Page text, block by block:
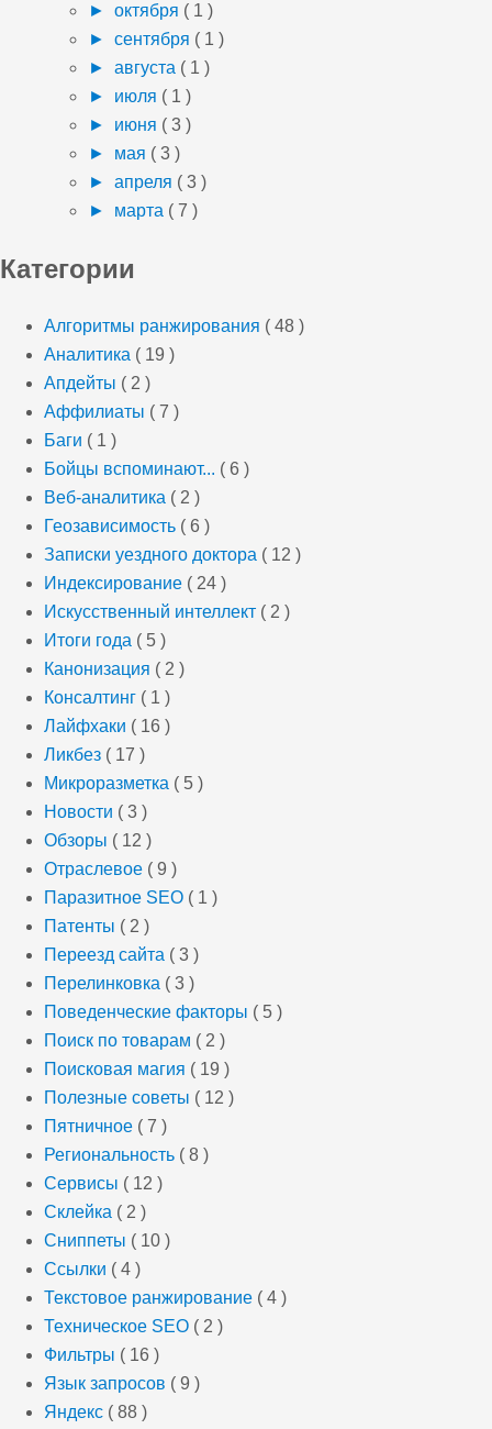
► октября ( 1 )
► сентября ( 1 )
► августа ( 1 )
► июля ( 1 )
► июня ( 3 )
► мая ( 3 )
► апреля ( 3 )
► марта ( 7 )
Категории
Алгоритмы ранжирования ( 48 )
Аналитика ( 19 )
Апдейты ( 2 )
Аффилиаты ( 7 )
Баги ( 1 )
Бойцы вспоминают... ( 6 )
Веб-аналитика ( 2 )
Геозависимость ( 6 )
Записки уездного доктора ( 12 )
Индексирование ( 24 )
Искусственный интеллект ( 2 )
Итоги года ( 5 )
Канонизация ( 2 )
Консалтинг ( 1 )
Лайфхаки ( 16 )
Ликбез ( 17 )
Микроразметка ( 5 )
Новости ( 3 )
Обзоры ( 12 )
Отраслевое ( 9 )
Паразитное SEO ( 1 )
Патенты ( 2 )
Переезд сайта ( 3 )
Перелинковка ( 3 )
Поведенческие факторы ( 5 )
Поиск по товарам ( 2 )
Поисковая магия ( 19 )
Полезные советы ( 12 )
Пятничное ( 7 )
Региональность ( 8 )
Сервисы ( 12 )
Склейка ( 2 )
Сниппеты ( 10 )
Ссылки ( 4 )
Текстовое ранжирование ( 4 )
Техническое SEO ( 2 )
Фильтры ( 16 )
Язык запросов ( 9 )
Яндекс ( 88 )